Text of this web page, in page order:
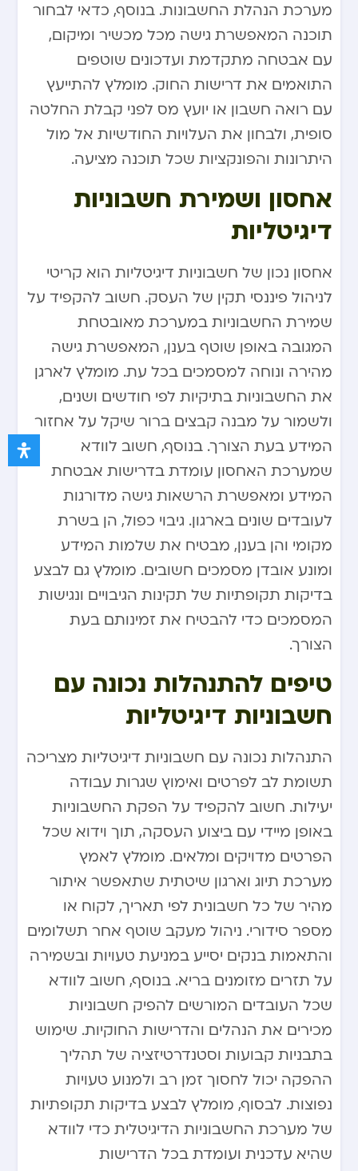
מערכת הנהלת החשבונות. בנוסף, כדאי לבחור
תוכנה המאפשרת גישה מכל מכשיר ומיקום,
עם אבטחה מתקדמת ועדכונים שוטפים
התואמים את דרישות החוק. מומלץ להתייעץ
עם רואה חשבון או יועץ מס לפני קבלת החלטה
סופית, ולבחון את העלויות החודשיות אל מול
היתרונות והפונקציות שכל תוכנה מציעה.
אחסון ושמירת חשבוניות
דיגיטליות
אחסון נכון של חשבוניות דיגיטליות הוא קריטי
לניהול פיננסי תקין של העסק. חשוב להקפיד על
שמירת החשבוניות במערכת מאובטחת
המגובה באופן שוטף בענן, המאפשרת גישה
מהירה ונוחה למסמכים בכל עת. מומלץ לארגן
את החשבוניות בתיקיות לפי חודשים ושנים,
ולשמור על מבנה קבצים ברור שיקל על אחזור
המידע בעת הצורך. בנוסף, חשוב לוודא
שמערכת האחסון עומדת בדרישות אבטחת
המידע ומאפשרת הרשאות גישה מדורגות
לעובדים שונים בארגון. גיבוי כפול, הן בשרת
מקומי והן בענן, מבטיח את שלמות המידע
ומונע אובדן מסמכים חשובים. מומלץ גם לבצע
בדיקות תקופתיות של תקינות הגיבויים ונגישות
המסמכים כדי להבטיח את זמינותם בעת
הצורך.
טיפים להתנהלות נכונה עם
חשבוניות דיגיטליות
התנהלות נכונה עם חשבוניות דיגיטליות מצריכה
תשומת לב לפרטים ואימוץ שגרות עבודה
יעילות. חשוב להקפיד על הפקת החשבוניות
באופן מיידי עם ביצוע העסקה, תוך וידוא שכל
הפרטים מדויקים ומלאים. מומלץ לאמץ
מערכת תיוג וארגון שיטתית שתאפשר איתור
מהיר של כל חשבונית לפי תאריך, לקוח או
מספר סידורי. ניהול מעקב שוטף אחר תשלומים
והתאמות בנקים יסייע במניעת טעויות ובשמירה
על תזרים מזומנים בריא. בנוסף, חשוב לוודא
שכל העובדים המורשים להפיק חשבוניות
מכירים את הנהלים והדרישות החוקיות. שימוש
בתבניות קבועות וסטנדרטיזציה של תהליך
ההפקה יכול לחסוך זמן רב ולמנוע טעויות
נפוצות. לבסוף, מומלץ לבצע בדיקות תקופתיות
של מערכת החשבוניות הדיגיטלית כדי לוודא
שהיא עדכנית ועומדת בכל הדרישות